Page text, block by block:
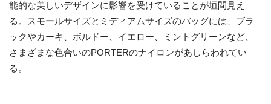
能的な美しいデザインに影響を受けていることが垣間見え
る。スモールサイズとミディアムサイズのバッグには、ブラ
ックやカーキ、ボルドー、イエロー、ミントグリーンなど、
さまざまな色合いのPORTERのナイロンがあしらわれてい
る。